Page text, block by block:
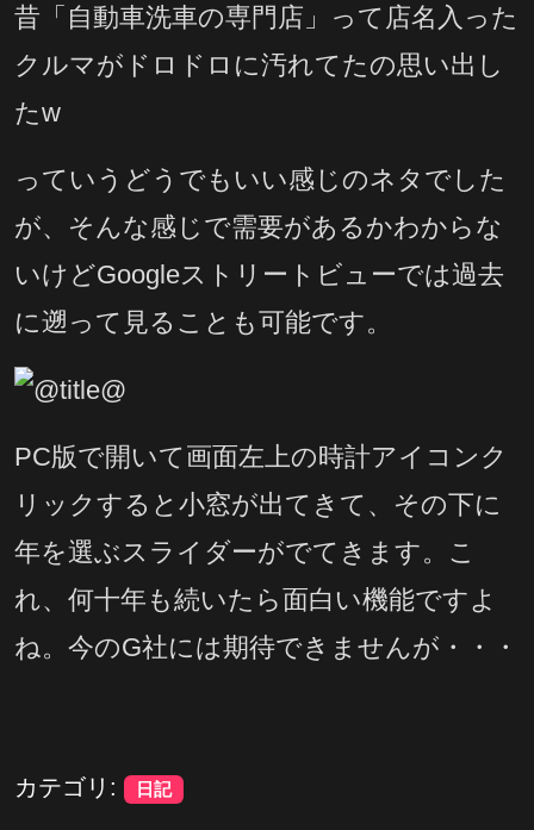
昔「自動車洗車の専門店」って店名入った
クルマがドロドロに汚れてたの思い出し
たw
っていうどうでもいい感じのネタでした
が、そんな感じで需要があるかわからな
いけどGoogleストリートビューでは過去
に遡って見ることも可能です。
PC版で開いて画面左上の時計アイコンク
リックすると小窓が出てきて、その下に
年を選ぶスライダーがでてきます。こ
れ、何十年も続いたら面白い機能ですよ
ね。今のG社には期待できませんが・・・
カテゴリ: 日記